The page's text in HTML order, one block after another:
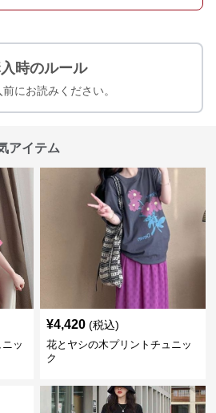
時のルール
にお読みください。
アイテム
ッ
¥4,420 (税込)
花とヤシの木プリントチュニッ
ク